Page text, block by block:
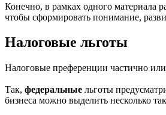
Конечно, в рамках одного материала
чтобы сформировать понимание,
Налоговые льготы
Налоговые преференции частично
Так, федеральные льготы
бизнеса можно выделить несколько